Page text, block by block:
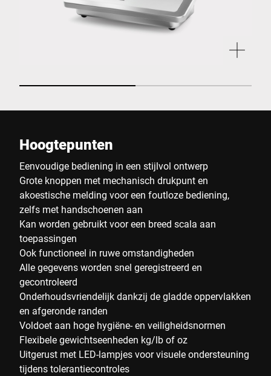
Hoogtepunten
Eenvoudige bediening in een stijlvol ontwerp
Grote knoppen met mechanisch drukpunt en
akoestische melding voor een foutloze bediening,
zelfs met handschoenen aan
Kan worden gebruikt voor een breed scala aan
toepassingen
Ook functioneel in ruwe omstandigheden
Alle gegevens worden snel geregistreerd en
gecontroleerd
Onderhoudsvriendelijk dankzij de gladde oppervlakken
en afgeronde randen
Voldoet aan hoge hygiëne- en veiligheidsnormen
Flexibele gewichtseenheden kg/lb of oz
Uitgerust met LED-lampjes voor visuele ondersteuning
tijdens tolerantiecontroles